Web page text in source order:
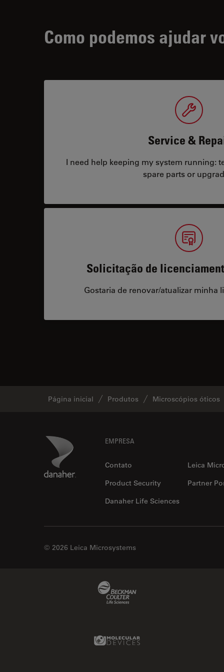
Como podemos ajudar
Service &
I need help keeping my system running:
spare parts or
Solicitação de
Gostaria de renovar/atualizar minha
Página inicial Produtos Microscópios óticos
Danaher Logo EMPRESA
Contato
Leica
Product Security
Partner
Danaher Life Sciences
© 2026 Leica Microsystems
Molecular Devices Link